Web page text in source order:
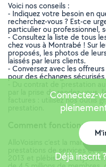
Voici nos conseils :
- Indiquez votre besoin en
recherchez-vous ? Est-ce
particulier ou professionnel,
- Consultez la liste de tous
chez vous à Montrabé ! Sur
proposés, les photos de
laissés par leurs clients.
- Conversez avec les
pour des échanges
par la prise de rendez-vous,
factures : utilisez nos outils
Comment fonctionne
AlloVoisins c’est la
prestations de services et à
2013 et plébiscitée
Connectez-
Déjà inscrit